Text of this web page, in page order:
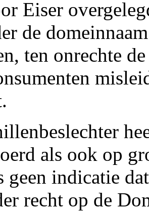
Eiser
de
ten onrechte
als ook op
geen indicatie
recht op de